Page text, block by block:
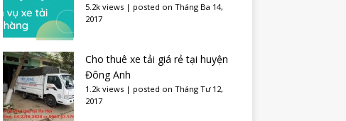
5.2k views| posted on Tháng Ba 14,
2017
Cho thuê xe tải giá rẻ tại huyện
Đông Anh
1.2k views| posted on Tháng Tư 12,
2017